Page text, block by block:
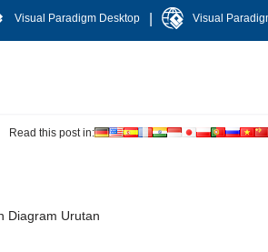
Visual Paradigm Desktop Visual
Read this post in:
Diagram Urutan